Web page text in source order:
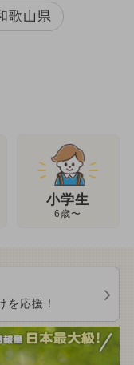
歌山県
小学生
6歳〜
を応援！